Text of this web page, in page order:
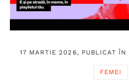
17 MARTIE 2026, PUBLICAT ÎN
FEMEI